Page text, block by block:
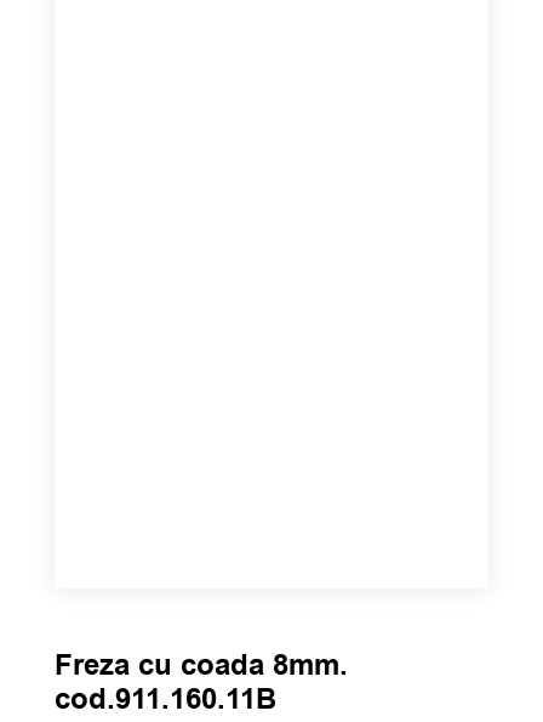
Freza cu coada 8mm.
cod.911.160.11B